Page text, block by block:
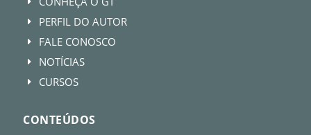
E PERFIL DO AUTOR
E FALE CONOSCO
E NOTÍCIAS
E CURSOS
CONTEÚDOS